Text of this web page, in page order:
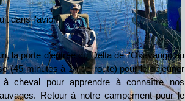
dans l'avion.
la porte d'entrée du Delta de l'Okavango au
(45 minutes à 1h de route) pour le déjeuner
cheval pour apprendre à connaître nos
Retour à notre campement pour le